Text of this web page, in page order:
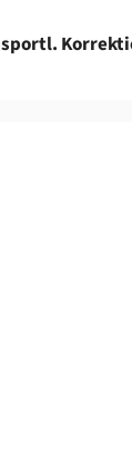
sportl.